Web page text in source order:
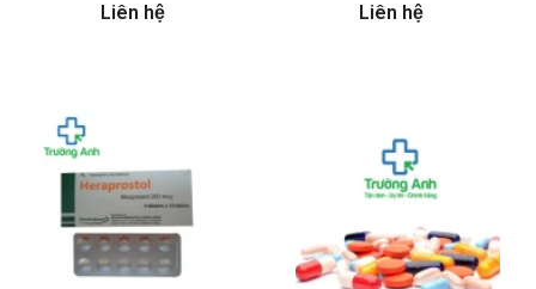
Liên hệ Liên hệ